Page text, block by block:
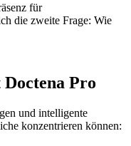
für
die zweite Frage: Wie
Pro
und intelligente
konzentrieren können: